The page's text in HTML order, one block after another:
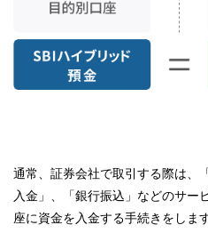
通常、証券会社で取引する際は、
入金」、「銀行振込」などのサー
座に資金を入金する手続きをします